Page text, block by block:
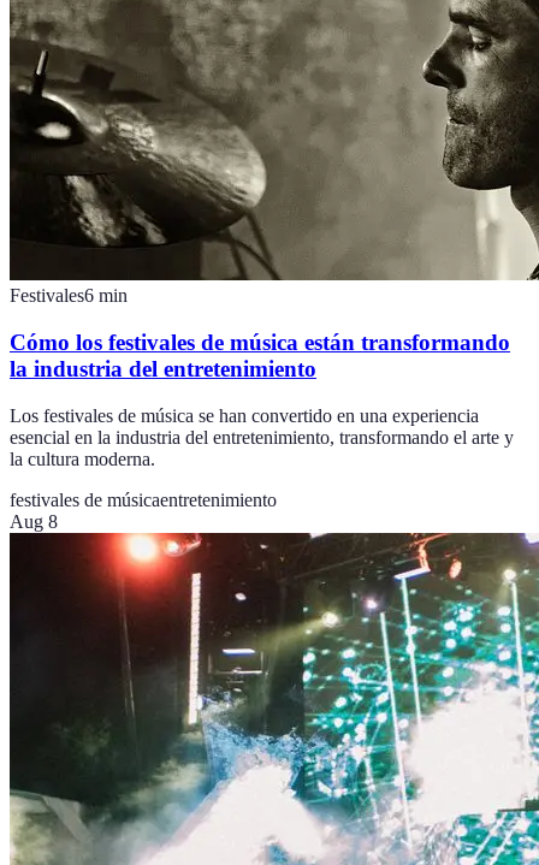
Festivales6 min
Cómo los festivales de música están transformando
la industria del entretenimiento
Los festivales de música se han convertido en una experiencia
esencial en la industria del entretenimiento, transformando el arte y
la cultura moderna.
festivales de músicaentretenimiento
Aug 8